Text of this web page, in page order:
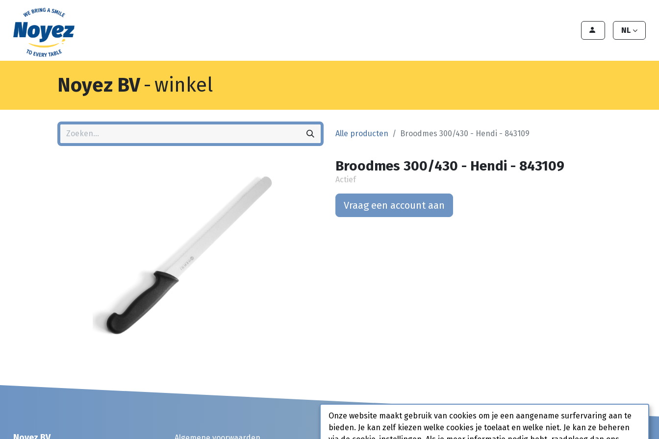
NL
Noyez BV- winkel
Alle producten Broodmes 300/430 - Hendi - 843109
Broodmes 300/430 - Hendi - 843109
Actief
Vraag een account aan
Onze website maakt gebruik van cookies om je een aangename surfervaring aan te
bieden. Je kan zelf kiezen welke cookies je toelaat en welke niet. Je kan ze beheren